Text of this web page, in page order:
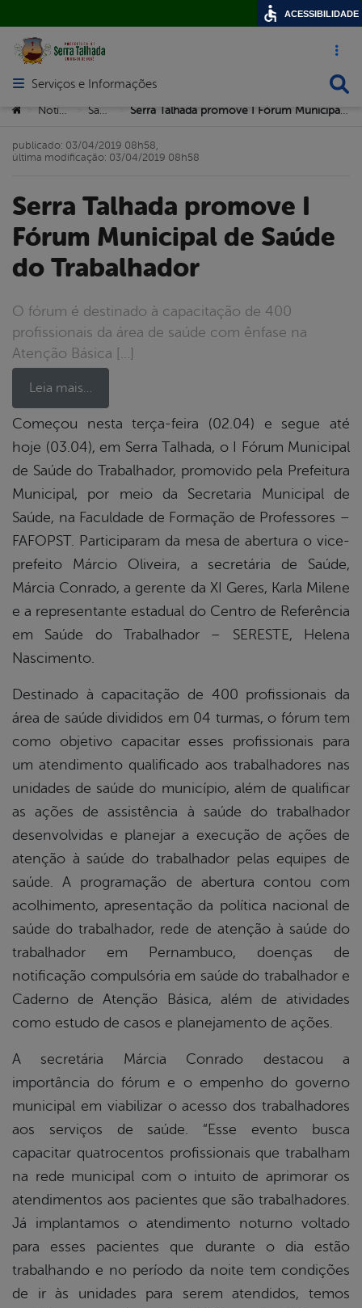
Acesso
Abrir menu principal de navegação
Serviços e Informações
Você está aqui:
> Notícias > >
Serra Talhada promove I
Fórum Municipal de Saúde
do Trabalhador
O fórum é destinado à capacitação de 400
profissionais da área de saúde com ênfase na
Atenção Básica […]
Leia mais…
publicado: 03/04/2019 08h58,
última modificação: 03/04/2019 08h58
Começou nesta terça-feira (02.04) e segue até
hoje (03.04), em Serra Talhada, o I Fórum Municipal
de Saúde do Trabalhador, promovido pela Prefeitura
Municipal, por meio da Secretaria Municipal de
Saúde, na Faculdade de Formação de Professores –
FAFOPST. Participaram da mesa de abertura o vice-
prefeito Márcio Oliveira, a secretária de Saúde,
Márcia Conrado, a gerente da XI Geres, Karla Milene
e a representante estadual do Centro de Referência
em Saúde do Trabalhador – SERESTE, Helena
Nascimento.
Destinado à capacitação de 400 profissionais da
área de saúde divididos em 04 turmas, o fórum tem
como objetivo capacitar esses profissionais para
um atendimento qualificado aos trabalhadores nas
unidades de saúde do município, além de qualificar
as ações de assistência à saúde do trabalhador
desenvolvidas e planejar a execução de ações de
atenção à saúde do trabalhador pelas equipes de
saúde. A programação de abertura contou com
acolhimento, apresentação da política nacional de
saúde do trabalhador, rede de atenção à saúde do
trabalhador em Pernambuco, doenças de
notificação compulsória em saúde do trabalhador e
Caderno de Atenção Básica, além de atividades
como estudo de casos e planejamento de ações.
A secretária Márcia Conrado destacou a
importância do fórum e o empenho do governo
municipal em viabilizar o acesso dos trabalhadores
aos serviços de saúde. “Esse evento busca
capacitar quatrocentos profissionais que trabalham
na rede municipal com o intuito de aprimorar os
atendimentos aos pacientes que são trabalhadores.
Já implantamos o atendimento noturno voltado
para esses pacientes que durante o dia estão
trabalhando e no período da noite tem condições
de ir às unidades para serem atendidos, temos
ACESSIBILIDADE